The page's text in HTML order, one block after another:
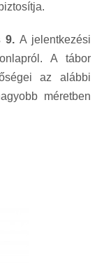
9. A jelentkezési
A tábor
az alábbi
méretben